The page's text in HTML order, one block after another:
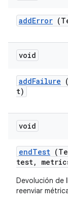
addError
void
addFailure
t)
void
endTest
test,
Devolución de
reenviar